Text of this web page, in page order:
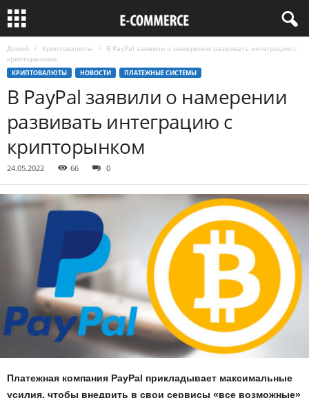
Домой Криптовалюты
В PayPal заявили о намерении развивать интеграцию с
крипторынком
КРИПТОВАЛЮТЫ НОВОСТИ ПЛАТЕЖНЫЕ СИСТЕМЫ
В PayPal заявили о намерении
развивать интеграцию с
крипторынком
24.05.2022 66 0
Платежная компания PayPal прикладывает максимальные
усилия, чтобы внедрить в свои сервисы «все возможные»